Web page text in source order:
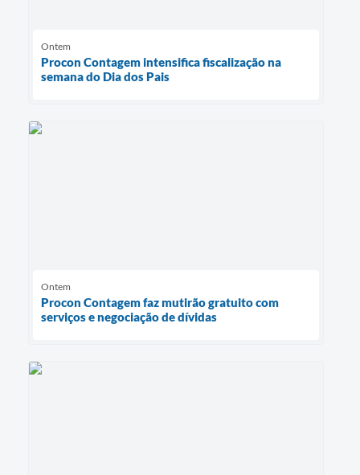
Ontem
Procon Contagem intensifica fiscalização na
semana do Dia dos Pais
Ontem
Procon Contagem faz mutirão gratuito com
serviços e negociação de dívidas